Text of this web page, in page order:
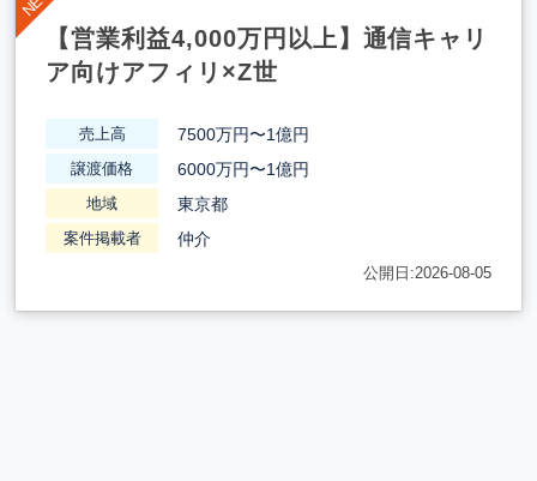
【営業利益4,000万円以上】通信キャリ
ア向けアフィリ×Z世
売上高 7500万円〜1億円
譲渡価格 6000万円〜1億円
地域 東京都
案件掲載者 仲介
公開日:2026-08-05